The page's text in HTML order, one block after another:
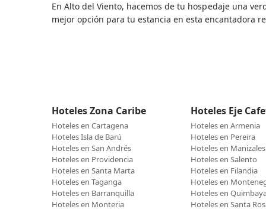
En Alto del Viento, hacemos de tu hospedaje una
mejor opción para tu estancia en esta encantadora
Hoteles Zona Caribe
Hoteles en Cartagena
Hoteles Isla de Barú
Hoteles en San Andrés
Hoteles en Providencia
Hoteles en Santa Marta
Hoteles en Taganga
Hoteles en Barranquilla
Hoteles en Monteria
Hoteles Eje
Hoteles en Armenia
Hoteles en Pereira
Hoteles en Manizales
Hoteles en Salento
Hoteles en Filandia
Hoteles en
Hoteles en
Hoteles en Santa